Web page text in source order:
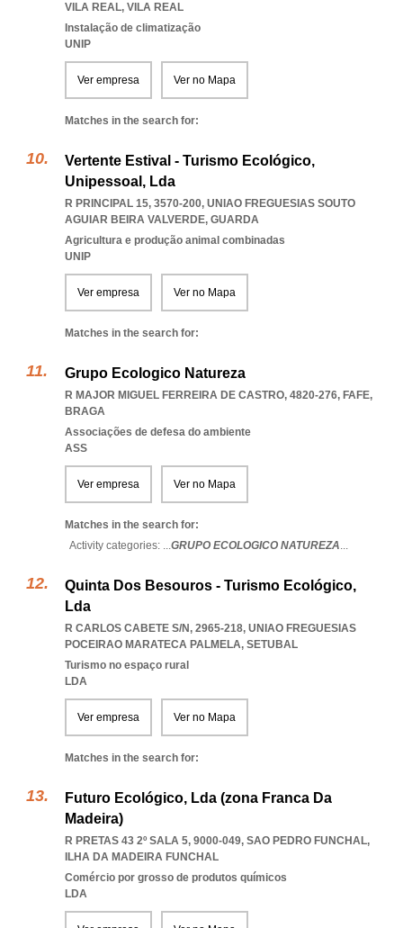
VILA REAL, VILA REAL
Instalação de climatização
UNIP
Ver empresa Ver no Mapa
Matches in the search for:
Vertente Estival - Turismo Ecológico,
Unipessoal, Lda
R PRINCIPAL 15, 3570-200, UNIAO FREGUESIAS SOUTO
AGUIAR BEIRA VALVERDE, GUARDA
Agricultura e produção animal combinadas
UNIP
Ver empresa Ver no Mapa
Matches in the search for:
Grupo Ecologico Natureza
R MAJOR MIGUEL FERREIRA DE CASTRO, 4820-276, FAFE,
BRAGA
Associações de defesa do ambiente
ASS
Ver empresa Ver no Mapa
Matches in the search for:
Activity categories: ...GRUPO ECOLOGICO NATUREZA...
Quinta Dos Besouros - Turismo Ecológico,
Lda
R CARLOS CABETE S/N, 2965-218, UNIAO FREGUESIAS
POCEIRAO MARATECA PALMELA, SETUBAL
Turismo no espaço rural
LDA
Ver empresa Ver no Mapa
Matches in the search for:
Futuro Ecológico, Lda (zona Franca Da
Madeira)
R PRETAS 43 2º SALA 5, 9000-049, SAO PEDRO FUNCHAL,
ILHA DA MADEIRA FUNCHAL
Comércio por grosso de produtos químicos
LDA